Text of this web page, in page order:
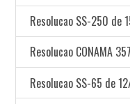
Resolucao SS-250 de
Resolucao CONAMA
Resolucao SS-65 de